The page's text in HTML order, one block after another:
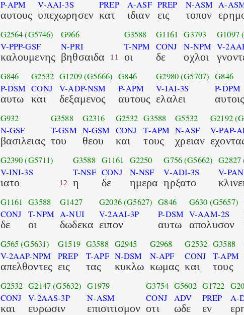
P-APM
αυτους
V-AAI-3S
υπεχωρησεν
PREP
κατ
A-ASF
ιδιαν
PREP
εις
N-ASM
τοπον
A-
G2564 (G5746)
V-PPP-GSF
καλουμενης
G966
N-PRI
βηθσαιδα 11
G3588
T-NPM
οι
G1161
CONJ
δε
G3793
N-NPM
οχλοι
G1097
V-
G846
P-DSM
αυτω
G2532
CONJ
και
G1209(G5666)
V-ADP-NSM
δεξαμενος
G846
P-APM
αυτους
G2980(G5707)
V-IAI-3S
ελαλει
G846
P-DPM
αυτοις
G932
N-GSF
βασιλειας
G3588
T-GSM
του
G2316
N-GSM
θεου
G2532
CONJ
και
G3588
T-APM
τους
G5532
N-ASF
χρειαν
G2192
V-PAP-
G2390 (G5711)
V-INI-3S
ιατο 12
G3588
T-NSF
η
G1161
CONJ
δε
G2250
N-NSF
ημερα
G756(G5662)
V-ADI-3S
ηρξατο
G2827
V-PAN
G1161
CONJ
δε
G3588
T-NPM
οι
G1427
A-NUI
δωδεκα
G2036(G5627)
V-2AAI-3P
ειπον
G846
P-DSM
αυτω
G630 (G5657)
V-AAM-2S
απολυσον
G565(G5631)
V-2AAP-NPM
απελθοντες
G1519
PREP
εις
G3588
T-APF
τας
G2945
N-DSM
κυκλω
G2968
N-APF
κωμας
G2532
CONJ
και
G3588
T-APM
τους
G2532
CONJ
και
G2147(G5632)
V-2AAS-3P
ευρωσιν
G1979
N-ASM
επισιτισμον
G3754
CONJ
οτι
G5602
ADV
ωδε
G1722
PREP
εν
A-